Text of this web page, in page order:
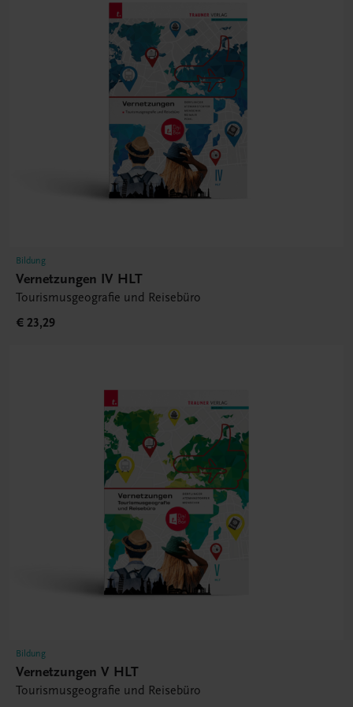
Bildung
Vernetzungen IV HLT
Tourismusgeografie und Reisebüro
€ 23,29
Bildung
Vernetzungen V HLT
Tourismusgeografie und Reisebüro